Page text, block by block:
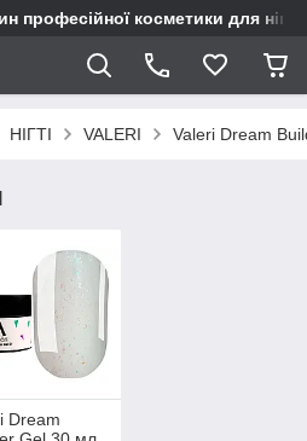
професійної косметики для
НІГТІ VALERI Valeri Dream
Dream